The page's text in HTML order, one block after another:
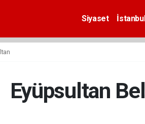
Siyaset
Eyüpsultan